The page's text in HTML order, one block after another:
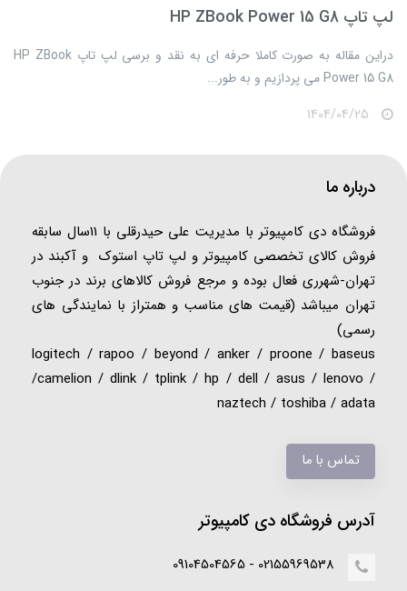
لپ تاپ HP ZBook Power 15 G8
​​​​دراین مقاله به صورت کاملا حرفه ای به نقد و برسی لپ تاپ HP ZBook
Power 15 G8 می پردازیم و به طور...
درباره ما
فروشگاه دی کامپیوتر با مدیریت علی حیدرقلی با 11سال سابقه
فروش کالای تخصصی کامپیوتر و لپ تاپ استوک و آکبند در
تهران-شهرری فعال بوده و مرجع فروش کالاهای برند در جنوب
تهران میباشد (قیمت های مناسب و همتراز با نمایندگی های
رسمی)
logitech / rapoo / beyond / anker / proone / baseus
/camelion / dlink / tplink / hp / dell / asus / lenovo /
naztech / toshiba / adata
تماس با ما
آدرس فروشگاه دی کامپیوتر
02155969538 - 09104504565